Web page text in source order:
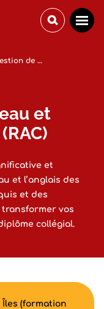
et
et
et l’anglais des
et des
transformer vos
collégial.
AEC Gestion de bureau et anglais des affaires (RAC)
Îles (formation